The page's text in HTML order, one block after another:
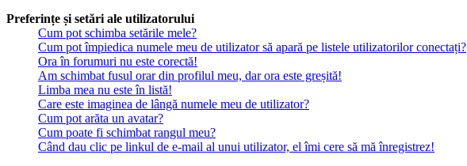
Preferințe și setări ale utilizatorului
Cum pot schimba setările mele?
Cum pot împiedica numele meu de utilizator să apară pe listele utilizatorilor conectați?
Ora în forumuri nu este corectă!
Am schimbat fusul orar din profilul meu, dar ora este greșită!
Limba mea nu este în listă!
Care este imaginea de lângă numele meu de utilizator?
Cum pot arăta un avatar?
Cum poate fi schimbat rangul meu?
Când dau clic pe linkul de e-mail al unui utilizator, el îmi cere să mă înregistrez!